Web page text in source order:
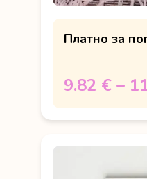
Платно за
9.82 € –